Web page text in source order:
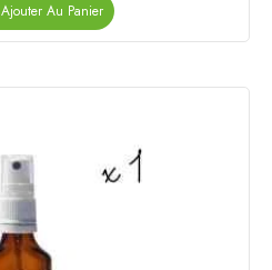
Ajouter Au Panier